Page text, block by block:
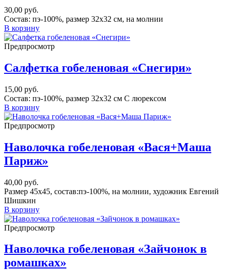
30,00 руб.
Состав: пэ-100%, размер 32х32 см, на молнии
В корзину
Предпросмотр
Салфетка гобеленовая «Снегири»
15,00 руб.
Состав: пэ-100%, размер 32х32 см С люрексом
В корзину
Предпросмотр
Наволочка гобеленовая «Вася+Маша
Париж»
40,00 руб.
Размер 45х45, состав:пэ-100%, на молнии, художник Евгений
Шишкин
В корзину
Предпросмотр
Наволочка гобеленовая «Зайчонок в
ромашках»